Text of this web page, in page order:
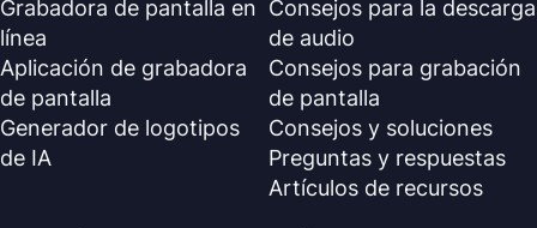
Grabadora de pantalla en
línea
Aplicación de grabadora
de pantalla
Generador de logotipos
de IA
Consejos para la descarga
de audio
Consejos para grabación
de pantalla
Consejos y soluciones
Preguntas y respuestas
Artículos de recursos